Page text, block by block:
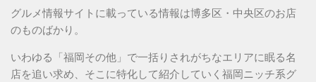
グルメ情報サイトに載っている情報は博多区・中央区のお店
のものばかり。
いわゆる「福岡その他」で一括りされがちなエリアに眠る名
店を追い求め、そこに特化して紹介していく福岡ニッチ系グ